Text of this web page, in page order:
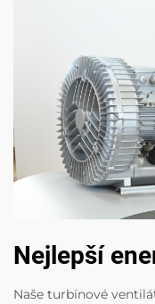
Nejlepší
Naše turbínové